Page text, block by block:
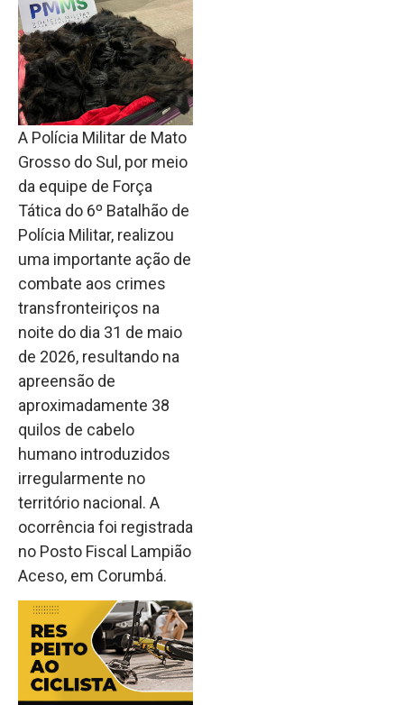
A Polícia Militar de Mato
Grosso do Sul, por meio
da equipe de Força
Tática do 6º Batalhão de
Polícia Militar, realizou
uma importante ação de
combate aos crimes
transfronteiriços na
noite do dia 31 de maio
de 2026, resultando na
apreensão de
aproximadamente 38
quilos de cabelo
humano introduzidos
irregularmente no
território nacional. A
ocorrência foi registrada
no Posto Fiscal Lampião
Aceso, em Corumbá.